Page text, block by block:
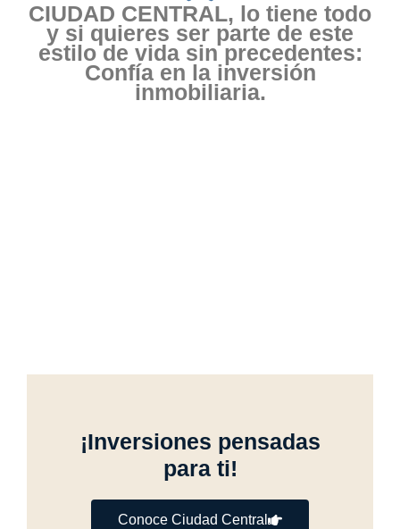
CIUDAD CENTRAL, lo tiene todo
y si quieres ser parte de este
estilo de vida sin precedentes:
Confía en la inversión
inmobiliaria.
¡Inversiones pensadas
para ti!
Conoce Ciudad Central